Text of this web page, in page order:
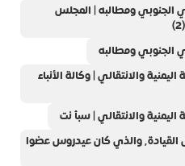
الجنوبي ومطالبه | المجلس
الجنوبي ومطالبه
والانتقالي | وكالة الأنباء
والانتقالي | سبأ نت
الإعلان عن تشكيل مجلس القيادة٬ والذي كان عيدروس عضوا